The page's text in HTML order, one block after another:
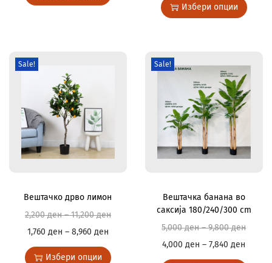
Избери опции
Sale!
Вештачко дрво лимон
2,200ден–11,200ден
1,760 ден – 8,960 ден
Избери опции
Sale!
Вештачка банана во
саксија 180/240/300 cm
5,000ден–9,800ден
4,000ден –7,840ден